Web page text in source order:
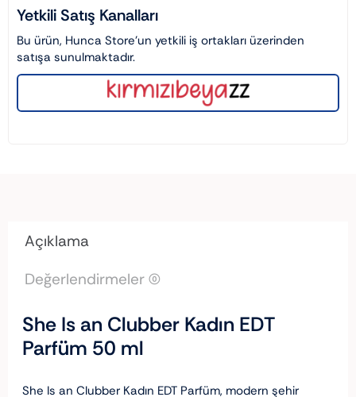
Yetkili Satış Kanalları
Bu ürün, Hunca Store’un yetkili iş ortakları üzerinden
satışa sunulmaktadır.
Açıklama
Değerlendirmeler (0)
She Is an Clubber Kadın EDT
Parfüm 50 ml
She Is an Clubber Kadın EDT Parfüm, modern şehir